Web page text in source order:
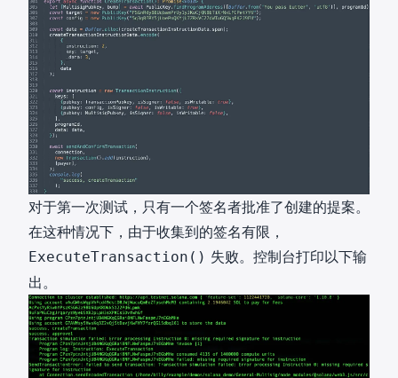
对于第一次测试，只有一个签名者批准了创建的提案。
在这种情况下，由于收集到的签名有限，
ExecuteTransaction() 失败。控制台打印以下输
出。